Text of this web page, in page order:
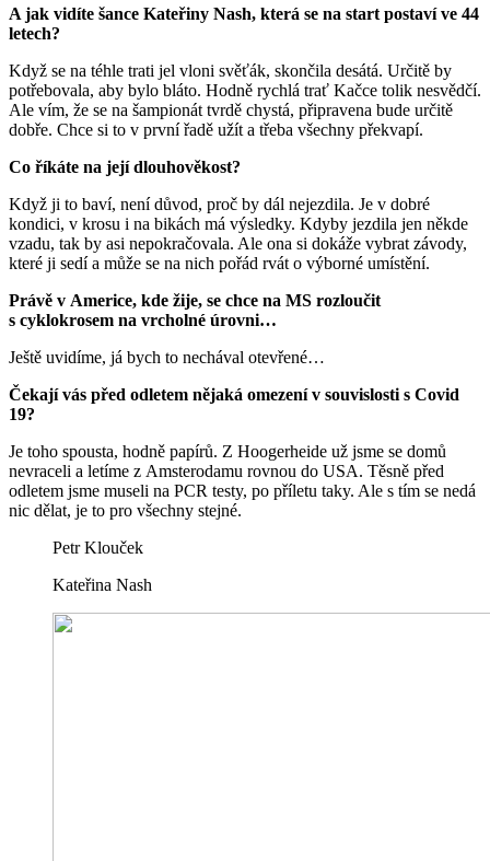
A jak vidíte šance Kateřiny Nash, která se na start postaví ve 44
letech?
Když se na téhle trati jel vloni svěťák, skončila desátá. Určitě by
potřebovala, aby bylo bláto. Hodně rychlá trať Kačce tolik nesvědčí.
Ale vím, že se na šampionát tvrdě chystá, připravena bude určitě
dobře. Chce si to v první řadě užít a třeba všechny překvapí.
Co říkáte na její dlouhověkost?
Když ji to baví, není důvod, proč by dál nejezdila. Je v dobré
kondici, v krosu i na bikách má výsledky. Kdyby jezdila jen někde
vzadu, tak by asi nepokračovala. Ale ona si dokáže vybrat závody,
které ji sedí a může se na nich pořád rvát o výborné umístění.
Právě v Americe, kde žije, se chce na MS rozloučit
s cyklokrosem na vrcholné úrovni…
Ještě uvidíme, já bych to nechával otevřené…
Čekají vás před odletem nějaká omezení v souvislosti s Covid
19?
Je toho spousta, hodně papírů. Z Hoogerheide už jsme se domů
nevraceli a letíme z Amsterodamu rovnou do USA. Těsně před
odletem jsme museli na PCR testy, po příletu taky. Ale s tím se nedá
nic dělat, je to pro všechny stejné.
Petr Klouček
Kateřina Nash